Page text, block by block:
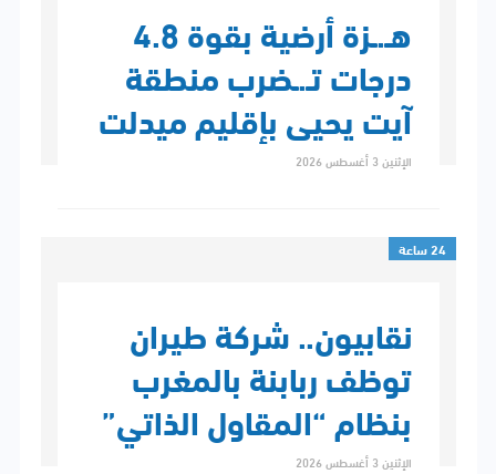
هـ.ـزة أرضية بقوة 4.8
درجات تـ.ـضرب منطقة
آيت يحيى بإقليم ميدلت
الإثنين 3 أغسطس 2026
24 ساعة
نقابيون.. شركة طيران
توظف ربابنة بالمغرب
بنظام “المقاول الذاتي”
الإثنين 3 أغسطس 2026